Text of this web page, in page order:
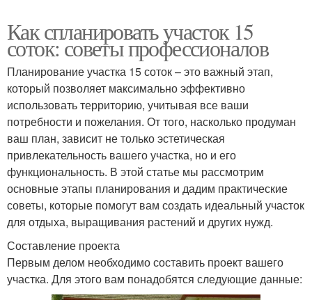
Как спланировать участок 15
соток: советы профессионалов
Планирование участка 15 соток – это важный этап,
который позволяет максимально эффективно
использовать территорию, учитывая все ваши
потребности и пожелания. От того, насколько продуман
ваш план, зависит не только эстетическая
привлекательность вашего участка, но и его
функциональность. В этой статье мы рассмотрим
основные этапы планирования и дадим практические
советы, которые помогут вам создать идеальный участок
для отдыха, выращивания растений и других нужд.
Составление проекта
Первым делом необходимо составить проект вашего
участка. Для этого вам понадобятся следующие данные: